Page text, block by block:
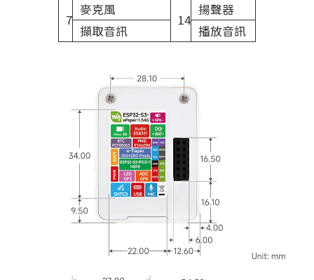
7
麥克風
14
揚聲器
擷取音訊
播放音訊